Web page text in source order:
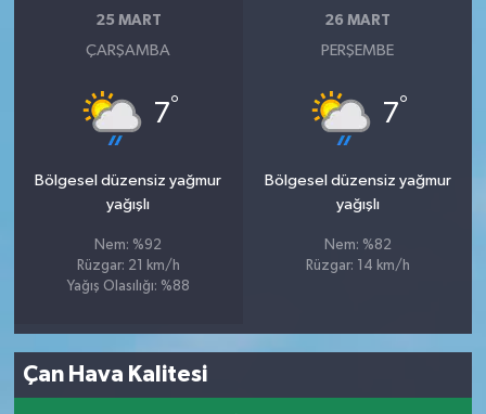
25 MART
ÇARŞAMBA
7°
Bölgesel düzensiz yağmur
yağışlı
Nem: %92
Rüzgar: 21 km/h
Yağış Olasılığı: %88
26 MART
PERŞEMBE
7°
Bölgesel düzensiz yağmur
yağışlı
Nem: %82
Rüzgar: 14 km/h
Çan Hava Kalitesi